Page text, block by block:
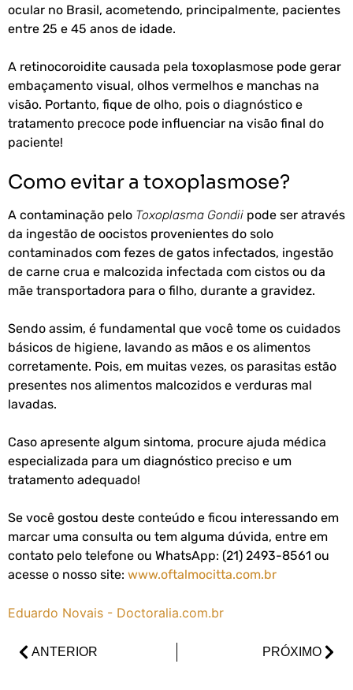
ocular no Brasil, acometendo, principalmente, pacientes
entre 25 e 45 anos de idade.
A retinocoroidite causada pela toxoplasmose pode gerar
embaçamento visual, olhos vermelhos e manchas na
visão. Portanto, fique de olho, pois o diagnóstico e
tratamento precoce pode influenciar na visão final do
paciente!
Como evitar a toxoplasmose?
A contaminação pelo Toxoplasma Gondii pode ser através
da ingestão de oocistos provenientes do solo
contaminados com fezes de gatos infectados, ingestão
de carne crua e malcozida infectada com cistos ou da
mãe transportadora para o filho, durante a gravidez.
Sendo assim, é fundamental que você tome os cuidados
básicos de higiene, lavando as mãos e os alimentos
corretamente. Pois, em muitas vezes, os parasitas estão
presentes nos alimentos malcozidos e verduras mal
lavadas.
Caso apresente algum sintoma, procure ajuda médica
especializada para um diagnóstico preciso e um
tratamento adequado!
Se você gostou deste conteúdo e ficou interessando em
marcar uma consulta ou tem alguma dúvida, entre em
contato pelo telefone ou WhatsApp: (21) 2493-8561 ou
acesse o nosso site: www.oftalmocitta.com.br
Eduardo Novais - Doctoralia.com.br
ANTERIOR PRÓXIMO